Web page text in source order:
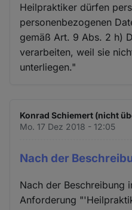
Heilpraktiker dürfen
personenbezogenen
gemäß Art. 9 Abs. 2 h)
verarbeiten, weil sie
unterliegen."
Konrad Schiemert (nicht
Mo. 17 Dez 2018 - 12:05
Nach der
Nach der Beschreibung
Anforderung